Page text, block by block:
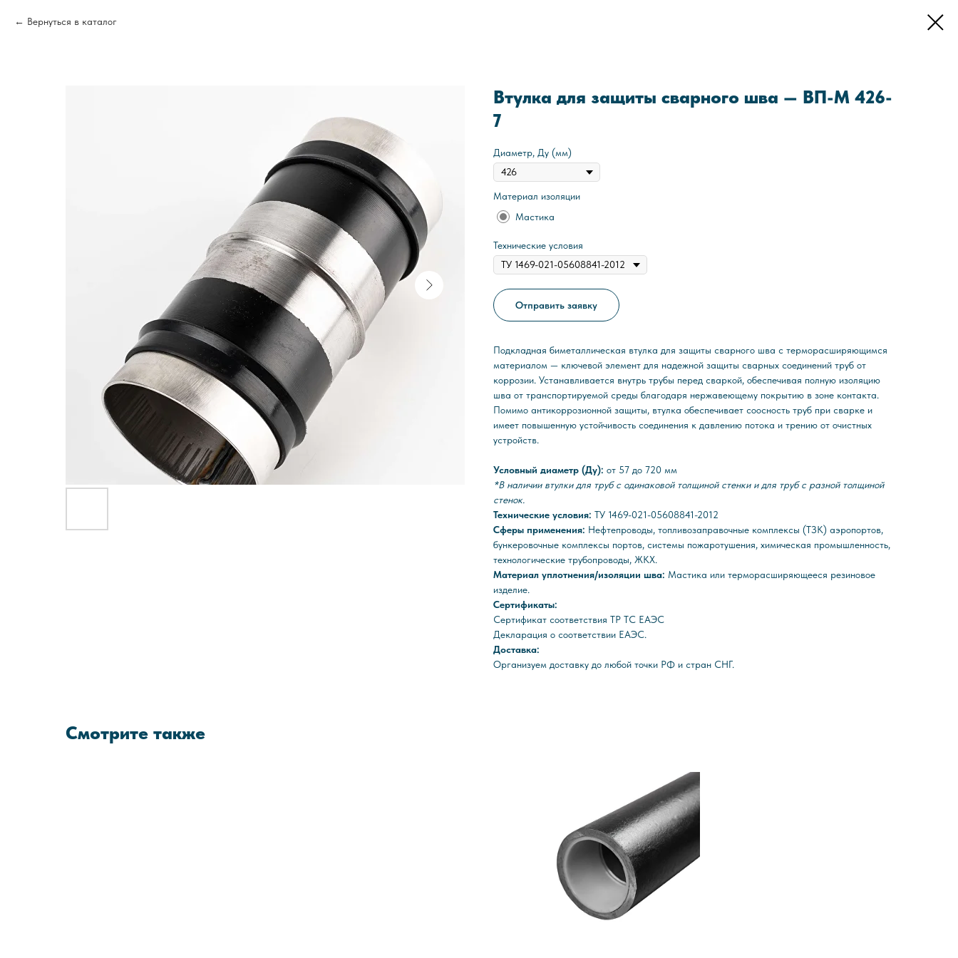
Вернуться в каталог
Втулка для защиты сварного шва — ВП-М 426-
7
Диаметр, Ду (мм)
Материал изоляции
Мастика
Технические условия
Отправить заявку
Подкладная биметаллическая втулка для защиты сварного шва с терморасширяющимся
материалом — ключевой элемент для надежной защиты сварных соединений труб от
коррозии. Устанавливается внутрь трубы перед сваркой, обеспечивая полную изоляцию
шва от транспортируемой среды благодаря нержавеющему покрытию в зоне контакта.
Помимо антикоррозионной защиты, втулка обеспечивает соосность труб при сварке и
имеет повышенную устойчивость соединения к давлению потока и трению от очистных
устройств.
Условный диаметр (Ду): от 57 до 720 мм
*В наличии втулки для труб с одинаковой толщиной стенки и для труб с разной толщиной
стенок.
Технические условия: ТУ 1469-021-05608841-2012
Сферы применения: Нефтепроводы, топливозаправочные комплексы (ТЗК) аэропортов,
бункеровочные комплексы портов, системы пожаротушения, химическая промышленность,
технологические трубопроводы, ЖКХ.
Материал уплотнения/изоляции шва: Мастика или терморасширяющееся резиновое
изделие.
Сертификаты:
Сертификат соответствия ТР ТС ЕАЭС
Декларация о соответствии ЕАЭС.
Доставка:
Организуем доставку до любой точки РФ и стран СНГ.
Смотрите также